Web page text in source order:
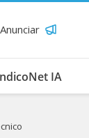
Anunciar
IA